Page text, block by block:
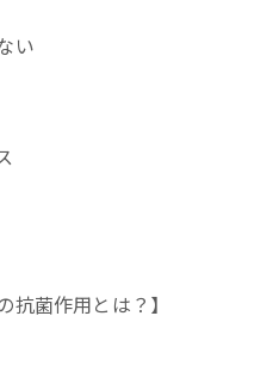
い
抗菌作用とは？】